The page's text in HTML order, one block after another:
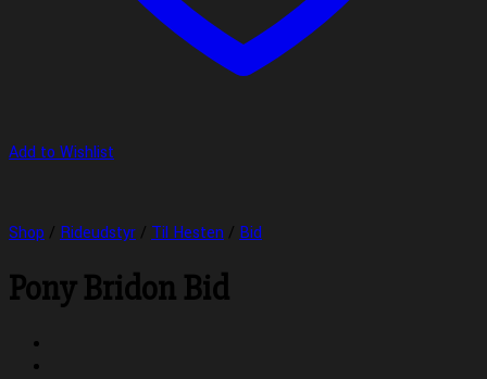
Add to Wishlist
Shop / Rideudstyr / Til Hesten / Bid
Pony Bridon Bid